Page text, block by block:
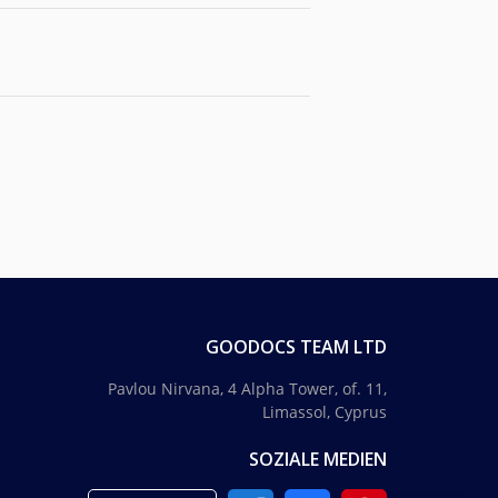
GOODOCS TEAM LTD
Pavlou Nirvana, 4 Alpha Tower, of. 11,
Limassol, Cyprus
SOZIALE MEDIEN